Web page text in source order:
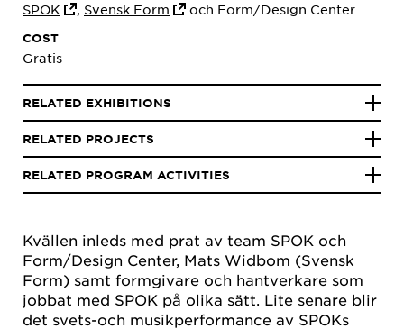
Kvällen inleds med prat av team SPOK och
Form/Design Center, Mats Widbom (Svensk
Form) samt formgivare och hantverkare som
jobbat med SPOK på olika sätt. Lite senare blir
det svets-och musikperformance av SPOKs
SPOK , Svensk Form och Form/Design Center
COST
Gratis
RELATED EXHIBITIONS
RELATED PROJECTS
RELATED PROGRAM ACTIVITIES